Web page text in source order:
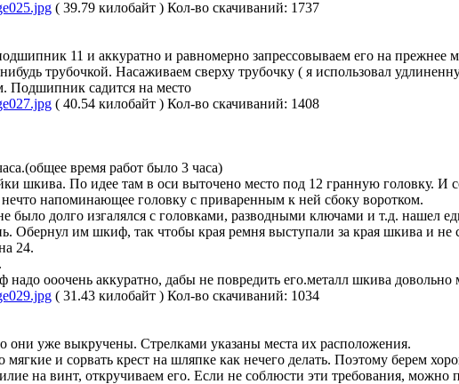
( 39.79 килобайт ) Кол-во скачиваний: 1737
11 и аккуратно и равномерно запрессовываем его на прежнее
трубочкой. Насаживаем сверху трубочку ( я использовал
Подшипник садится на место
( 40.54 килобайт ) Кол-во скачиваний: 1408
время работ было 3 часа)
шкива. По идее там в оси выточено место под 12 гранную головку. И
напоминающее головку с приваренным к ней сбоку воротком.
было долго изгалялся с головками, разводными ключами и т.д. нашел
Обернул им шкиф, так чтобы края ремня выступали за края шкива и
24.
ооочень аккуратно, дабы не повредить его.металл шкива довольно
( 31.43 килобайт ) Кол-во скачиваний: 1034
они уже выкручены. Стрелками указаны места их расположения.
и сорвать крест на шляпке как нечего делать. Поэтому берем
на винт, откручиваем его. Если не соблюсти эти требования,